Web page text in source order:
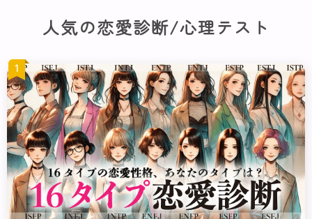
人気の恋愛診断/心理テスト
1